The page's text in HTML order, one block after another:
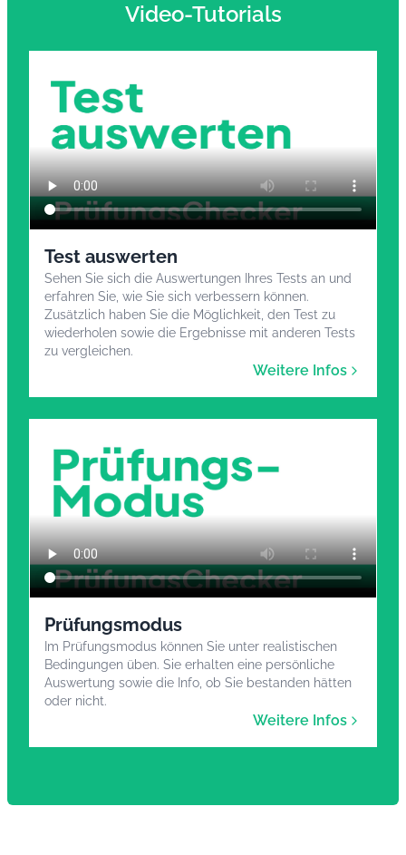
Video-Tutorials
Test auswerten
Sehen Sie sich die Auswertungen Ihres Tests an und
erfahren Sie, wie Sie sich verbessern können.
Zusätzlich haben Sie die Möglichkeit, den Test zu
wiederholen sowie die Ergebnisse mit anderen Tests
zu vergleichen.
Weitere Infos
Prüfungsmodus
Im Prüfungsmodus können Sie unter realistischen
Bedingungen üben. Sie erhalten eine persönliche
Auswertung sowie die Info, ob Sie bestanden hätten
oder nicht.
Weitere Infos